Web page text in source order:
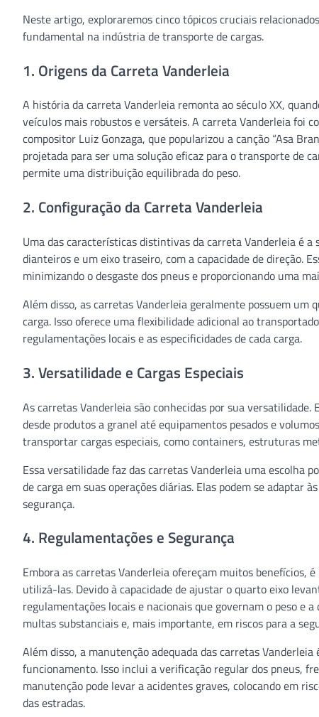
Neste artigo, exploraremos cinco tópicos cruciais
fundamental na indústria de transporte de cargas.
1. Origens da Carreta Vanderleia
A história da carreta Vanderleia remonta ao século XX,
veículos mais robustos e versáteis. A carreta Vanderleia foi
compositor Luiz Gonzaga, que popularizou a canção “Asa
projetada para ser uma solução eficaz para o transporte de
permite uma distribuição equilibrada do peso.
2. Configuração da Carreta Vanderleia
Uma das características distintivas da carreta Vanderleia é
dianteiros e um eixo traseiro, com a capacidade de direção.
minimizando o desgaste dos pneus e proporcionando uma
Além disso, as carretas Vanderleia geralmente possuem um
carga. Isso oferece uma flexibilidade adicional ao
regulamentações locais e as especificidades de cada carga.
3. Versatilidade e Cargas Especiais
As carretas Vanderleia são conhecidas por sua
desde produtos a granel até equipamentos pesados e
transportar cargas especiais, como containers, estruturas
Essa versatilidade faz das carretas Vanderleia uma escolha
de carga em suas operações diárias. Elas podem se adaptar
segurança.
4. Regulamentações e Segurança
Embora as carretas Vanderleia ofereçam muitos benefícios,
utilizá-las. Devido à capacidade de ajustar o quarto eixo
regulamentações locais e nacionais que governam o peso e
multas substanciais e, mais importante, em riscos para a
Além disso, a manutenção adequada das carretas
funcionamento. Isso inclui a verificação regular dos pneus,
manutenção pode levar a acidentes graves, colocando em
das estradas.